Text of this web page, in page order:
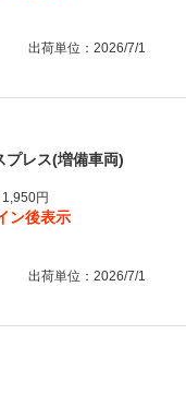
出荷単位：2026/7/1
プレス(増備車両)
円
ン後表示
出荷単位：2026/7/1